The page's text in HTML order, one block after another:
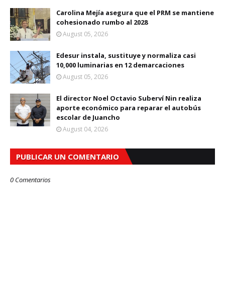
Carolina Mejía asegura que el PRM se mantiene
cohesionado rumbo al 2028
August 05, 2026
Edesur instala, sustituye y normaliza casi
10,000 luminarias en 12 demarcaciones
August 05, 2026
El director Noel Octavio Suberví Nin realiza
aporte económico para reparar el autobús
escolar de Juancho
August 04, 2026
PUBLICAR UN COMENTARIO
0 Comentarios